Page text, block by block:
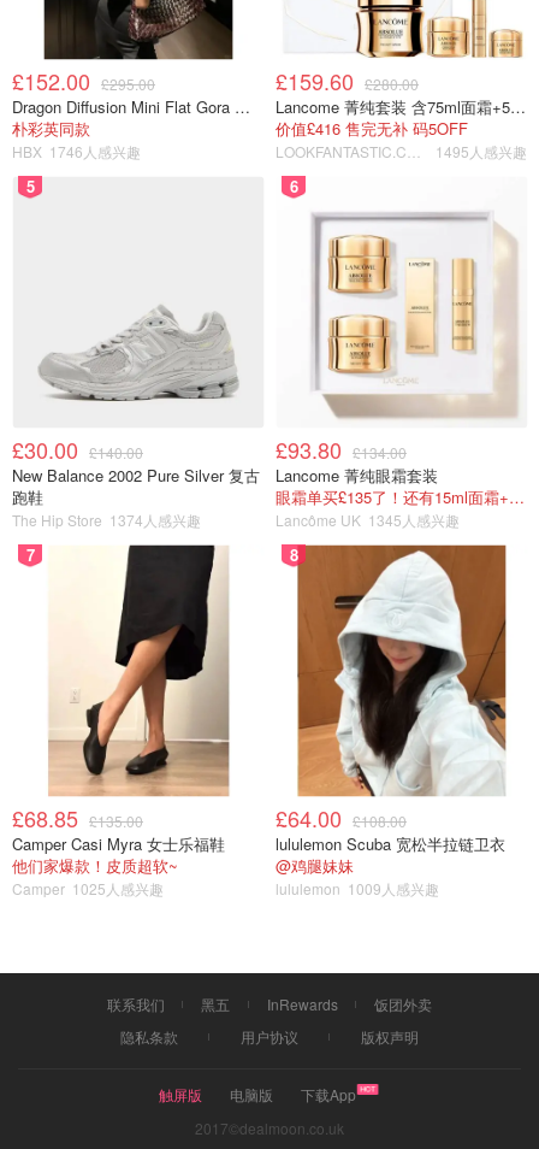
这种长款的也好穿！但不适合穿外套
如果选择外套，里面的内搭最好是短袖的！
比如3m的短袖，6m的外套这样！
像这种长袖的，外套就不好穿进去了！
所以建议只要选择一个order5或者6件装就足够了
£152.00 £295.00
Dragon Diffusion Mini Flat Gora 深棕色手提包
朴彩英同款
HBX 1746人感兴趣
£159.60 £280.00
Lancome 菁纯套装 含75ml面霜+5ml精华+5ml眼霜
价值£416 售完无补 码5OFF
1495人感兴趣
5
£30.00 £140.00
New Balance 2002 Pure Silver 复古
跑鞋
The Hip Store 1374人感兴趣
6
£93.80 £134.00
Lancome 菁纯眼霜套装
眼霜单买£135了！还有15ml面霜+5ml精华~！
Lancôme UK 1345人感兴趣
7
£68.85 £135.00
Camper Casi Myra 女士乐福鞋
他们家爆款！皮质超软~
Camper 1025人感兴趣
8
£64.00 £108.00
lululemon Scuba 宽松半拉链卫衣
@鸡腿妹妹
lululemon 1009人感兴趣
联系我们 黑五 InRewards
饭团外卖
隐私条款
用户协议 版权声明
触屏版 电脑版
下载App
2017©dealmoon.co.uk